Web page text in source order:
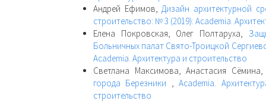
Андрей Ефимов, Дизайн архитектурной
строительство: № 3 (2019): Academia.
Елена Покровская, Олег Полтаруха,
Больничных палат Свято-Троицкой
Academia. Архитектура и строительство
Светлана Максимова, Анастасия Сёмина,
города Березники
,Academia.
строительство